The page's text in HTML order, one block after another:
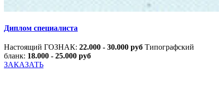
Диплом специалиста
Настоящий ГОЗНАК: 22.000 - 30.000 руб Типографский
бланк: 18.000 - 25.000 руб
ЗАКАЗАТЬ